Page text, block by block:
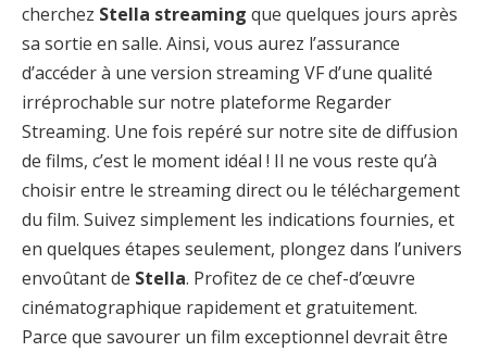
cherchez Stella streaming que quelques jours après
sa sortie en salle. Ainsi, vous aurez l’assurance
d’accéder à une version streaming VF d’une qualité
irréprochable sur notre plateforme Regarder
Streaming. Une fois repéré sur notre site de diffusion
de films, c’est le moment idéal ! Il ne vous reste qu’à
choisir entre le streaming direct ou le téléchargement
du film. Suivez simplement les indications fournies, et
en quelques étapes seulement, plongez dans l’univers
envoûtant de Stella. Profitez de ce chef-d’œuvre
cinématographique rapidement et gratuitement.
Parce que savourer un film exceptionnel devrait être